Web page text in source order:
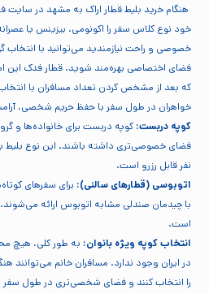
هنگام خرید بلیط قطار اراک به مشهد در سایت
خود نوع کلاس سفر را اکونومی، بیزینس یا
خصوصی و راحت نیازمندید می‌توانید با انتخاب
فضای اختصاصی بهره‌مند شوید. قطار فدک این
که بعد از مشخص کردن تعداد مسافران با انتخاب
خواهران در طول سفر با حفظ حریم شخصی،
کوپه دربست:کوپه دربست برای خانواده‌ها و
نفر قابل رزرو است.
اتوبوسی (قطارهای سالنی): برای سفرهای
با چیدمان صندلی مشابه اتوبوس ارائه
است.
انتخاب کوپه ویژه بانوان: به طور کلی، هیچ
در ایران وجود ندارد. مسافران خانم می‌توانند
را انتخاب کنند و فضای شخصی‌تری در طول سفر